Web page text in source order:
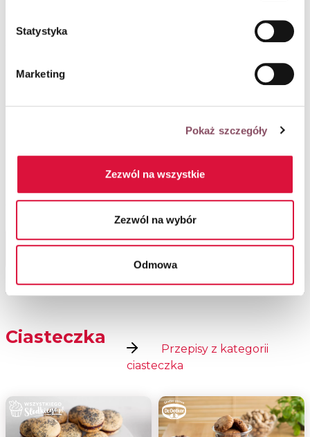
Statystyka
Marketing
Pokaż szczegóły
Zezwól na wszystkie
Zezwól na wybór
Odmowa
Zobacz kolejne przepisy
Ciasteczka
Przepisy z kategorii
ciasteczka